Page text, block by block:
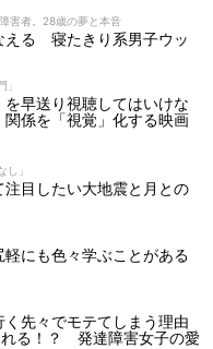
害者。28歳の夢と本音
える 寝たきり系男子ウッ
を早送り視聴してはいけな
係を「視覚」化する映画
」
目したい大地震と月との
にも色々学ぶことがある
先々でモテてしまう理由
る！？ 発達障害女子の愛